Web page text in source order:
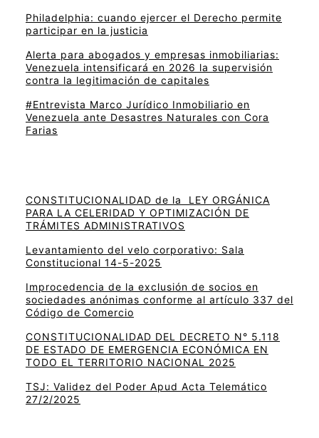
Philadelphia: cuando ejercer el Derecho permite
participar en la justicia
Alerta para abogados y empresas inmobiliarias:
Venezuela intensificará en 2026 la supervisión
contra la legitimación de capitales
#Entrevista Marco Jurídico Inmobiliario en
Venezuela ante Desastres Naturales con Cora
Farias
CONSTITUCIONALIDAD de la LEY ORGÁNICA
PARA LA CELERIDAD Y OPTIMIZACIÓN DE
TRÁMITES ADMINISTRATIVOS
Levantamiento del velo corporativo: Sala
Constitucional 14-5-2025
Improcedencia de la exclusión de socios en
sociedades anónimas conforme al artículo 337 del
Código de Comercio
CONSTITUCIONALIDAD DEL DECRETO N° 5.118
DE ESTADO DE EMERGENCIA ECONÓMICA EN
TODO EL TERRITORIO NACIONAL 2025
TSJ: Validez del Poder Apud Acta Telemático
27/2/2025